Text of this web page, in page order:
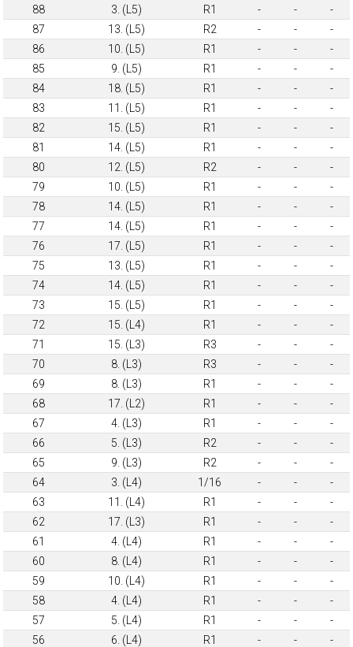
88 3. (L5) R1 - -
-
87
13. (L5) R2 - -
-
86
10. (L5) R1 - -
-
85
9. (L5) R1 - -
-
84
18. (L5) R1 - -
-
83
11. (L5) R1 - -
-
82
15. (L5) R1 - -
-
81
14. (L5) R1 - -
-
80
12. (L5) R2 - -
-
79
10. (L5) R1 - -
-
78
14. (L5) R1 - -
-
77
14. (L5) R1 - -
-
76
17. (L5) R1 - -
-
75
13. (L5) R1 - -
-
74
14. (L5) R1 - -
-
73
15. (L5) R1 - -
-
72
15. (L4) R1 - -
-
71
15. (L3) R3 - -
-
70
8. (L3) R3 - -
-
69
8. (L3) R1 - -
-
68
17. (L2) R1 - -
-
67
4. (L3) R1 - -
-
66
5. (L3) R2 - -
-
65
9. (L3) R2 - -
-
64
3. (L4) 1/16 - -
-
63
11. (L4) R1 - -
-
62
17. (L3) R1 - -
-
61
4. (L4) R1 - -
-
60
8. (L4) R1 - -
-
59
10. (L4) R1 - -
-
58
4. (L4) R1 - -
-
57
5. (L4) R1 - -
-
56
6. (L4) R1 - -
-